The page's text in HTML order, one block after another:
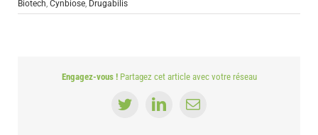
Biotech, Cynbiose, Drugabilis
Engagez-vous !Partagez cet article avec votre réseau
TwitterLinkedInEmail